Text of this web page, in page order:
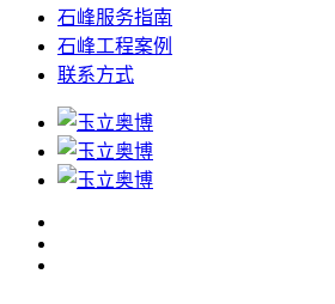
石峰服务指南
石峰工程案例
联系方式